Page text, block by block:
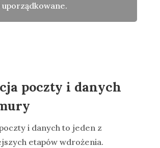
poczty i danych
i danych to jeden z
etapów wdrożenia.